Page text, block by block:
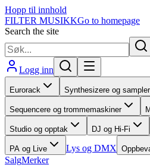
Hopp til innhold
FILTER MUSIKKGo to homepage
Search the site
Logg inn
Eurorack Synthesizere og
Sequencere og trommemaskiner
Studio og opptak DJ og Hi-Fi
PA og Live Lys og DMX
SalgMerker